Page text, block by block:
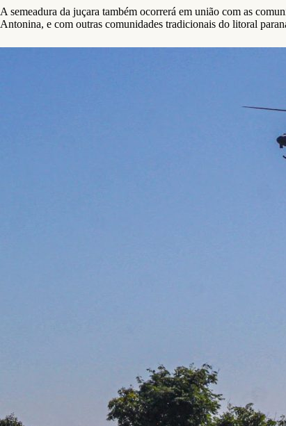
A semeadura da juçara também ocorrerá em união com as
Antonina, e com outras comunidades tradicionais do litoral